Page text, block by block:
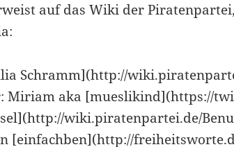
auf das Wiki der
Schramm](http://
Miriam aka [mueslikind](https://
wiki.piratenpartei.de/
[einfachben](http://